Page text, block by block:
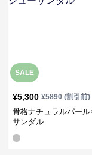
SALE
¥5,300 ¥5890(割引前)
骨格ナチュラルパー
サンダル